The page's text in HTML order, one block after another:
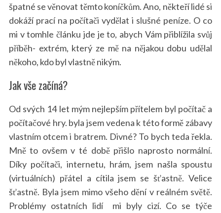
špatné se věnovat těmto koníčkům. Ano, někteří lidé si
dokáží prací na počítači vydělat i slušné peníze. O co
mi v tomhle článku jde je to, abych Vám přiblížila svůj
příběh- extrém, který ze mě na nějakou dobu udělal
někoho, kdo byl vlastně nikým.
Jak vše začíná?
Od svých 14 let mým nejlepším přítelem byl počítač a
počítačové hry. byla jsem vedena k této formě zábavy
vlastním otcem i bratrem. Divné? To bych teda řekla.
Mně to ovšem v té době přišlo naprosto normální.
Díky počítači, internetu, hrám, jsem našla spoustu
(virtuálních) přátel a cítila jsem se šťastně. Velice
šťastně. Byla jsem mimo všeho dění v reálném světě.
Problémy ostatních lidí mi byly cizí. Co se týče